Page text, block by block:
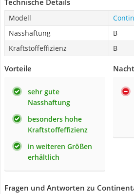
Technische Details
Modell
Nasshaftung
B
Kraftstoffeffizienz
B
Vorteile
sehr gute
Nasshaftung
besonders hohe
Kraftstoffeffizienz
in weiteren Größen
erhältlich
Fragen und Antworten zu